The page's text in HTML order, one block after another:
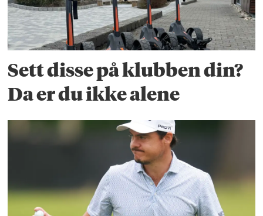
Sett disse på klubben din?
Da er du ikke alene